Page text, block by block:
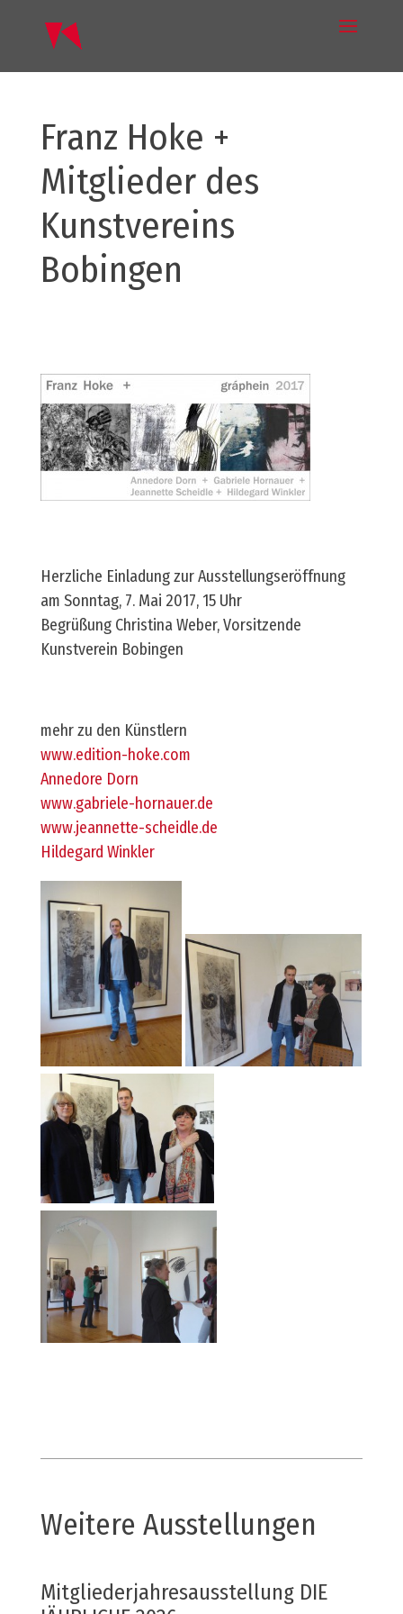
Franz Hoke +
Mitglieder des
Kunstvereins
Bobingen
Herzliche Einladung zur Ausstellungseröffnung
am Sonntag, 7. Mai 2017, 15 Uhr
Begrüßung Christina Weber, Vorsitzende
Kunstverein Bobingen
mehr zu den Künstlern
www.edition-hoke.com
Annedore Dorn
www.gabriele-hornauer.de
www.jeannette-scheidle.de
Hildegard Winkler
Weitere Ausstellungen
Mitgliederjahresausstellung DIE